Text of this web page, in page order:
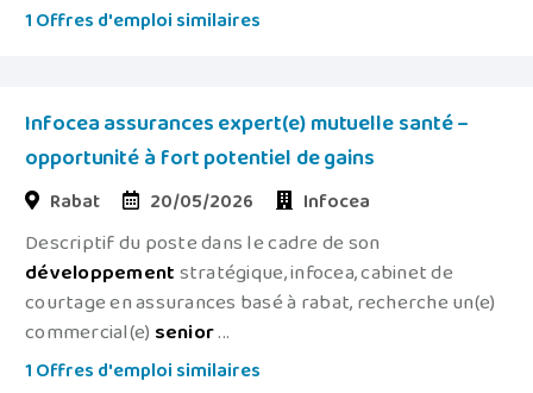
1 Offres d'emploi similaires
Infocea assurances expert(e) mutuelle santé –
opportunité à fort potentiel de gains
Rabat 20/05/2026 Infocea
Descriptif du poste dans le cadre de son
développementstratégique, infocea, cabinet de
courtage en assurances basé à rabat, recherche un(e)
commercial(e) senior...
1 Offres d'emploi similaires